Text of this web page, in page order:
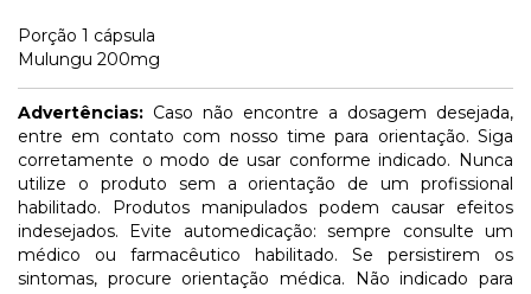
Porção 1 cápsula
Mulungu 200mg
Advertências: Caso não encontre a dosagem desejada,
entre em contato com nosso time para orientação. Siga
corretamente o modo de usar conforme indicado. Nunca
utilize o produto sem a orientação de um profissional
habilitado. Produtos manipulados podem causar efeitos
indesejados. Evite automedicação: sempre consulte um
médico ou farmacêutico habilitado. Se persistirem os
sintomas, procure orientação médica. Não indicado para